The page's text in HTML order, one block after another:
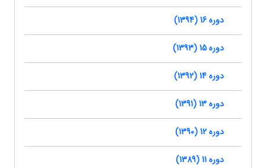
دوره 16 (1394)
دوره 15 (1393)
دوره 14 (1392)
دوره 13 (1391)
دوره 12 (1390)
دوره 11 (1389)